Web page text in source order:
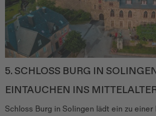
5. SCHLOSS BURG IN
EINTAUCHEN INS
Schloss Burg in Solingen lädt ein zu einer